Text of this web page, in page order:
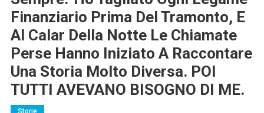
Finanziario Prima Del Tramonto, E
Al Calar Della Notte Le Chiamate
Perse Hanno Iniziato A Raccontare
Una Storia Molto Diversa. POI
TUTTI AVEVANO BISOGNO DI ME.
Storie